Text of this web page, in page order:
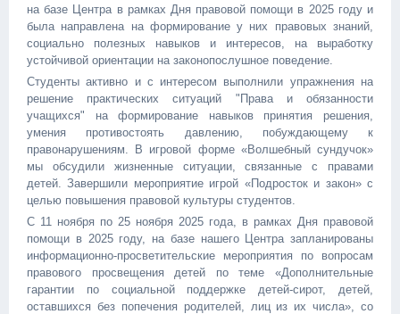
на базе Центра в рамках Дня правовой помощи в 2025 году и
была направлена на формирование у них правовых знаний,
социально полезных навыков и интересов, на выработку
устойчивой ориентации на законопослушное поведение.
Студенты активно и с интересом выполнили упражнения на
решение практических ситуаций "Права и обязанности
учащихся" на формирование навыков принятия решения,
умения противостоять давлению, побуждающему к
правонарушениям. В игровой форме «Волшебный сундучок»
мы обсудили жизненные ситуации, связанные с правами
детей. Завершили мероприятие игрой «Подросток и закон» с
целью повышения правовой культуры студентов.
С 11 ноября по 25 ноября 2025 года, в рамках Дня правовой
помощи в 2025 году, на базе нашего Центра запланированы
информационно-просветительские мероприятия по вопросам
правового просвещения детей по теме «Дополнительные
гарантии по социальной поддержке детей-сирот, детей,
оставшихся без попечения родителей, лиц из их числа», со